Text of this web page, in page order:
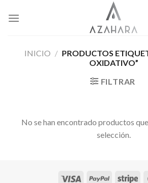
INICIO / PRODUCTOS
OXIDATIVO”
FILTRAR
No se han encontrado productos
selección.